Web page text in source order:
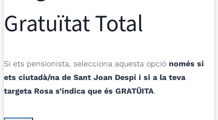
Gratuïtat Total
Si ets pensionista, selecciona aquesta opció només si
ets ciutadà/na de Sant Joan Despí i si a la teva
targeta Rosa s’indica que és GRATÜITA.